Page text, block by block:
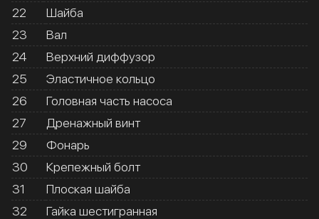
22
Шайба
23
Вал
24
Верхний диффузор
25
Эластичное кольцо
26
Головная часть насоса
27
Дренажный винт
29
Фонарь
30
Крепежный болт
31
Плоская шайба
32
Гайка шестигранная